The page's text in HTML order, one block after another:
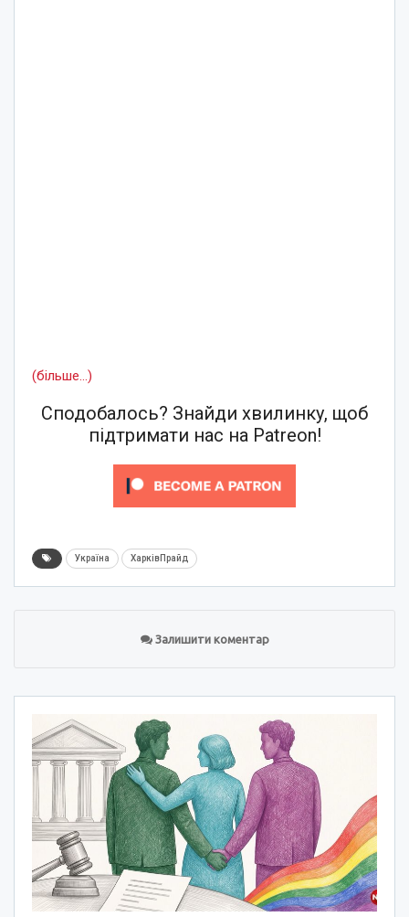
(більше…)
Сподобалось? Знайди хвилинку, щоб
підтримати нас на Patreon!
Україна ХарківПрайд
Залишити коментар